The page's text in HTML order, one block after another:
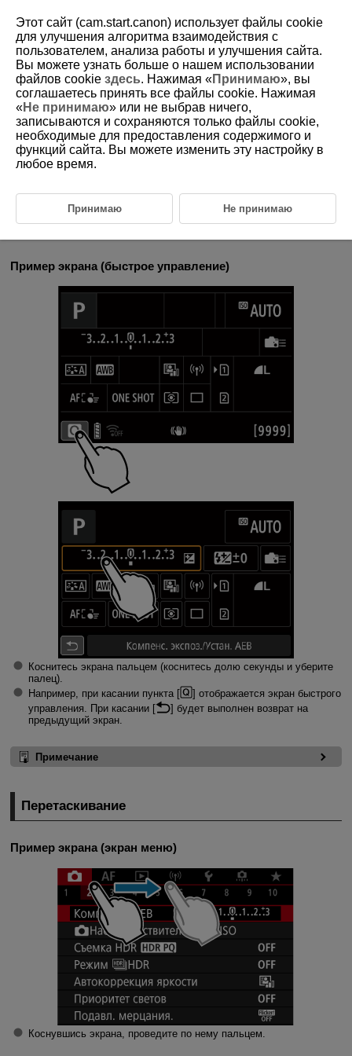
D180-026
Использование сенсорного
экрана
Касание
Касание
Пример экрана (быстрое управление)
Коснитесь экрана пальцем (коснитесь долю секунды и уберите
палец).
Например, при касании пункта [
] отображается экран быстрого
управления. При касании [
] будет выполнен возврат на
предыдущий экран.
Примечание
Перетаскивание
Пример экрана (экран меню)
Коснувшись экрана, проведите по нему пальцем.
Этот сайт (cam.start.canon) использует файлы cookie
для улучшения алгоритма взаимодействия с
пользователем, анализа работы и улучшения сайта.
Вы можете узнать больше о нашем использовании
файлов cookie здесь. Нажимая «Принимаю», вы
соглашаетесь принять все файлы cookie. Нажимая
«Не принимаю» или не выбрав ничего,
записываются и сохраняются только файлы cookie,
необходимые для предоставления содержимого и
функций сайта. Вы можете изменить эту настройку в
любое время.
Принимаю Не принимаю